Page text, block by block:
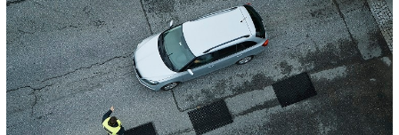
kompetanseutvikling.